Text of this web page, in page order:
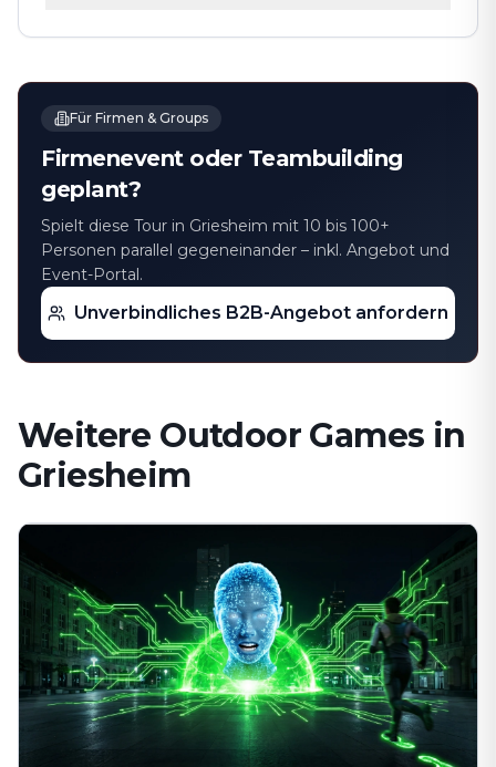
Für Firmen & Groups
Firmenevent oder Teambuilding
geplant?
Spielt diese Tour in Griesheim mit 10 bis 100+
Personen parallel gegeneinander – inkl. Angebot und
Event-Portal.
Unverbindliches B2B-Angebot anfordern
Weitere Outdoor Games in
Griesheim